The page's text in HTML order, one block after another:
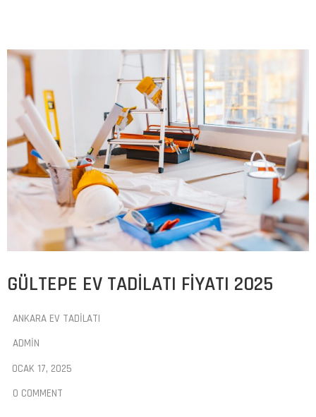
GÜLTEPE EV TADILATI FIYATI 2025
ANKARA EV TADILATI
ADMIN
OCAK 17, 2025
0 COMMENT